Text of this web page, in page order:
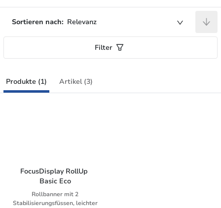
Sortieren nach: Relevanz
Filter
Produkte (1) Artikel (3)
FocusDisplay RollUp
Basic Eco
Rollbanner mit 2
Stabilisierungsfüssen, leichter